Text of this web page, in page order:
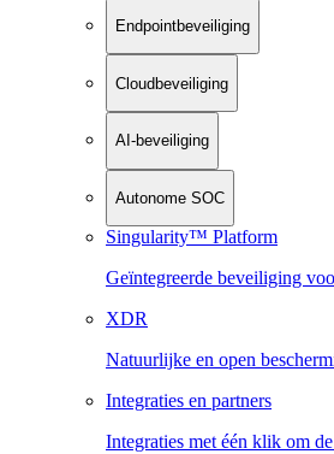
Endpointbeveiliging
Cloudbeveiliging
AI-beveiliging
Autonome SOC
Singularity™ Platform
Geïntegreerde beveiliging
XDR
Natuurlijke en open
Integraties en partners
Integraties met één klik om